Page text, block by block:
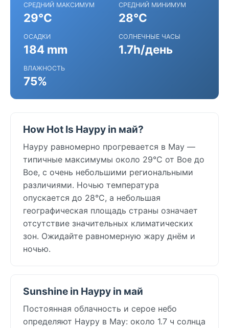
СРЕДНИЙ МАКСИМУМ
29°C
СРЕДНИЙ МИНИМУМ
28°C
ОСАДКИ
184 mm
СОЛНЕЧНЫЕ ЧАСЫ
1.7h/день
ВЛАЖНОСТЬ
75%
How Hot Is Науру in май?
Науру равномерно прогревается в May —
типичные максимумы около 29°C от Boe до
Boe, с очень небольшими региональными
различиями. Ночью температура
опускается до 28°C, а небольшая
географическая площадь страны означает
отсутствие значительных климатических
зон. Ожидайте равномерную жару днём и
ночью.
Sunshine in Науру in май
Постоянная облачность и серое небо
определяют Науру в May: около 1.7 ч солнца